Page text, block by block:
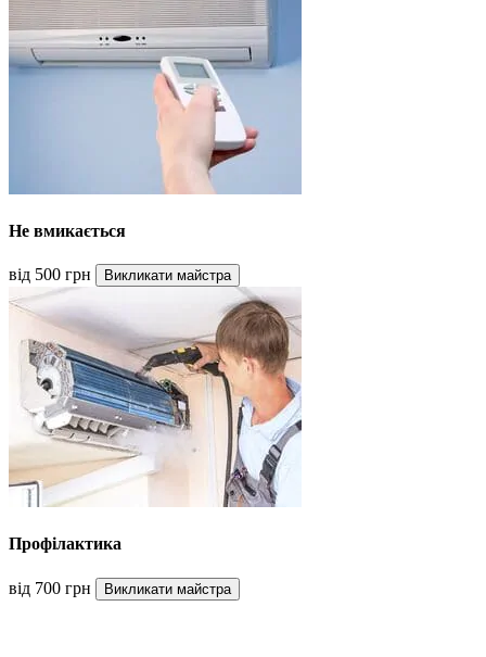
Не вмикається
від 500 грн Викликати майстра
Профілактика
від 700 грн Викликати майстра